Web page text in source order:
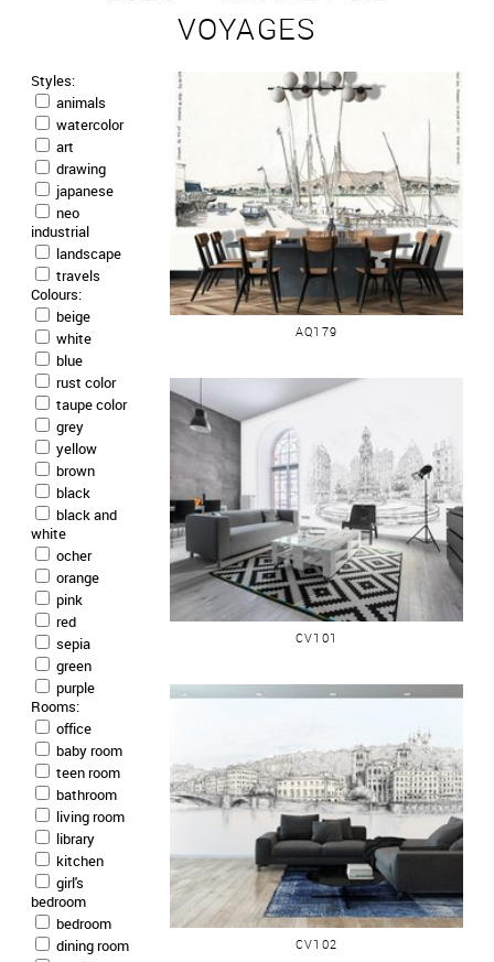
VOYAGES
Styles:
animals
watercolor
art
drawing
japanese
industrial
landscape
travels
Colours:
beige
white
blue
rust color
taupe color
grey
yellow
brown
black
white
ocher
orange
pink
red
sepia
green
purple
Rooms:
office
baby room
teen room
bathroom
living room
library
kitchen
bedroom
bedroom
dining room
CROISIÈRE SUR LE NIL
AQ179
LYON PLACE DES JACOBINS
CV101
PANORAMIQUE LYON
CV102